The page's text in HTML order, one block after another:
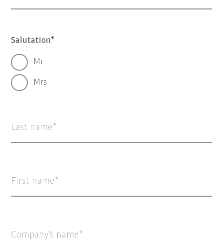
Salutation
Mr
Mrs
Last name
First name
Company's name